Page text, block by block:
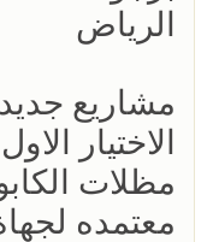
الرياض
مشاريع
مظلات
معتمده